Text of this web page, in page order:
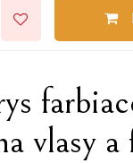
vlasy a